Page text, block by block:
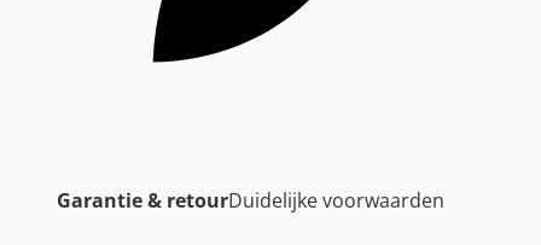
Garantie & retourDuidelijke voorwaarden